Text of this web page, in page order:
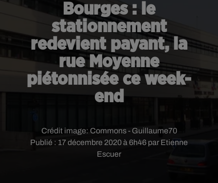
Bourges : le
stationnement
redevient payant, la
rue Moyenne
piétonnisée ce week-
end
Publié : 17 décembre 2020 à 6h46 par Etienne
Escuer
Crédit image: Commons - Guillaume70